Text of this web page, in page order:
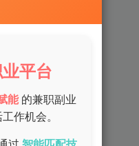
是为了
项目，
平台
能 的兼职副业
作机会。